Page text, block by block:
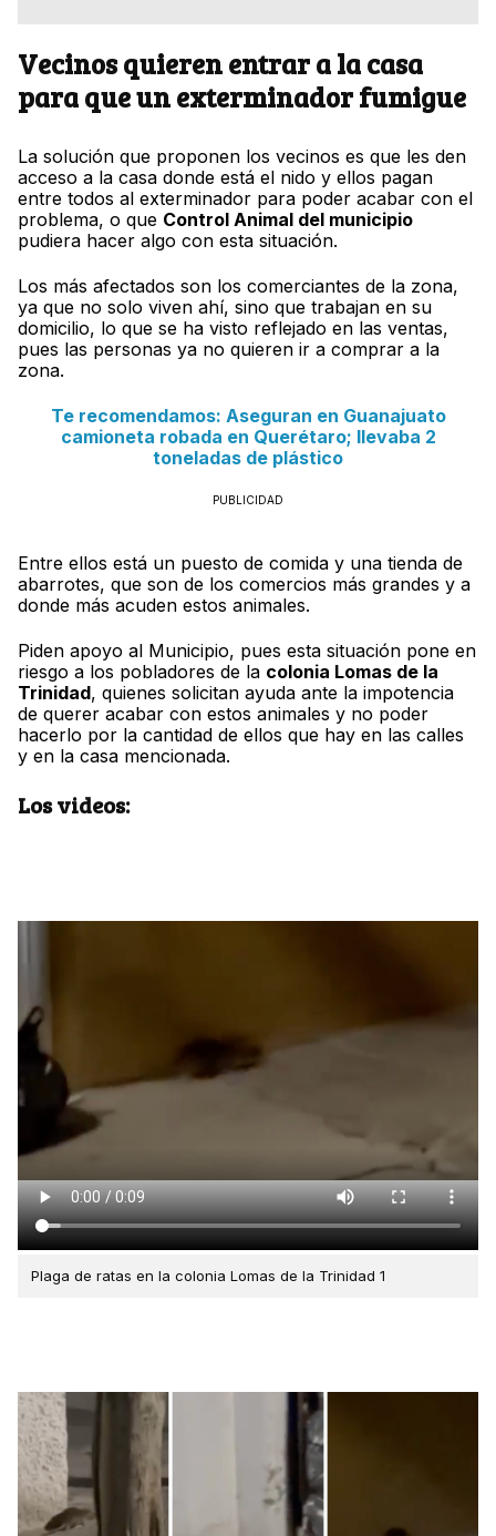
Vecinos quieren entrar a la casa
para que un exterminador fumigue
La solución que proponen los vecinos es que les den
acceso a la casa donde está el nido y ellos pagan
entre todos al exterminador para poder acabar con el
problema, o que Control Animal del municipio
pudiera hacer algo con esta situación.
Los más afectados son los comerciantes de la zona,
ya que no solo viven ahí, sino que trabajan en su
domicilio, lo que se ha visto reflejado en las ventas,
pues las personas ya no quieren ir a comprar a la
zona.
Te recomendamos: Aseguran en Guanajuato
camioneta robada en Querétaro; llevaba 2
toneladas de plástico
PUBLICIDAD
Entre ellos está un puesto de comida y una tienda de
abarrotes, que son de los comercios más grandes y a
donde más acuden estos animales.
Piden apoyo al Municipio, pues esta situación pone en
riesgo a los pobladores de la colonia Lomas de la
Trinidad, quienes solicitan ayuda ante la impotencia
de querer acabar con estos animales y no poder
hacerlo por la cantidad de ellos que hay en las calles
y en la casa mencionada.
Los videos:
Plaga de ratas en la colonia Lomas de la Trinidad 1